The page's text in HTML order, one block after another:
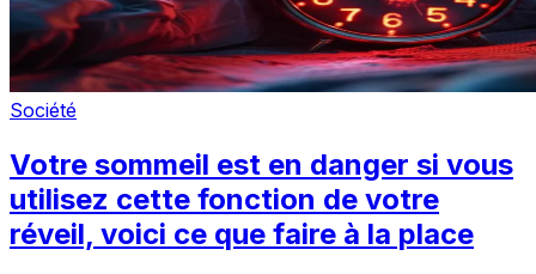
Société
Votre sommeil est en danger si vous
utilisez cette fonction de votre
réveil, voici ce que faire à la place